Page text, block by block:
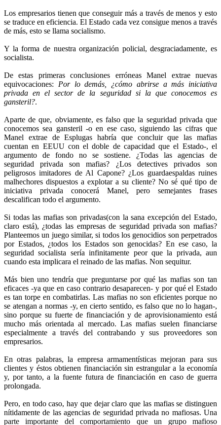
Los empresarios tienen que conseguir más a través de menos y esto
se traduce en eficiencia. El Estado cada vez consigue menos a través
de más, esto se llama socialismo.
Y la forma de nuestra organización policial, desgraciadamente, es
socialista.
De estas primeras conclusiones erróneas Manel extrae nuevas
equivocaciones: Por lo demás, ¿cómo abrirse a más iniciativa
privada en el sector de la seguridad si la que conocemos es
gansteril?.
Aparte de que, obviamente, es falso que la seguridad privada que
conocemos sea gansteril -o en ese caso, siguiendo las cifras que
Manel extrae de Esplugas habría que concluir que las mafias
cuentan en EEUU con el doble de capacidad que el Estado-, el
argumento de fondo no se sostiene. ¿Todas las agencias de
seguridad privada son mafias? ¿Los detectives privados son
peligrosos imitadores de Al Capone? ¿Los guardaespaldas ruines
malhechores dispuestos a explotar a su cliente? No sé qué tipo de
iniciativa privada conocerá Manel, pero semejantes frases
descalifican todo el argumento.
Si todas las mafias son privadas(con la sana excepción del Estado,
claro está), ¿todas las empresas de seguridad privada son mafias?
Planteemos un juego similar, si todos los genocidios son perpetrados
por Estados, ¿todos los Estados son genocidas? En ese caso, la
seguridad socialista sería infinitamente peor que la privada, aun
cuando esta implicara el reinado de las mafias. Non sequitur.
Más bien uno tendría que preguntarse por qué las mafias son tan
eficaces -ya que en caso contrario desaparecen- y por qué el Estado
es tan torpe en combatirlas. Las mafias no son eficientes porque no
se atengan a normas -y, en cierto sentido, es falso que no lo hagan-,
sino porque su fuerte de financiación y de aprovisionamiento está
mucho más orientada al mercado. Las mafias suelen financiarse
especialmente a través del contrabando y sus proveedores son
empresarios.
En otras palabras, la empresa armamentísticas mejoran para sus
clientes y éstos obtienen financiación sin estrangular a la economía
y, por tanto, a la fuente futura de financiación en caso de guerra
prolongada.
Pero, en todo caso, hay que dejar claro que las mafias se distinguen
nítidamente de las agencias de seguridad privada no mafiosas. Una
parte importante del comportamiento que un grupo mafioso